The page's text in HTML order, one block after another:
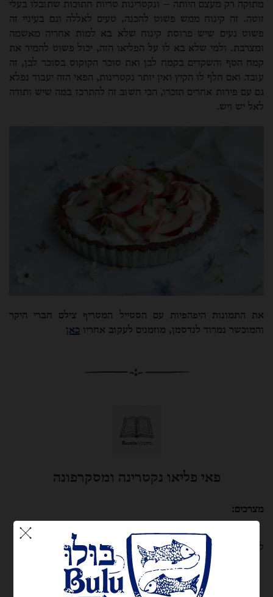
מתוקה רק מעצם היותה – ונקטרינות טריות חתוכות שתובלו בעלי
זוטה. זה קינוח ממש פשוט להכנה, טעים לאללה וגם בעיניי זה
פשוט נעים שיש פרוסת קינוח שלא בא למות אחריה מאשמה
ומצרבת. ולמי שלא בא לו על הפליאו הזה, יכול פשוט להמיר את
קמח הטף והשקדים בקמח לבן ואת סוכר הקוקוס בסוכר לבן, זה
עובד. ואם חלף לו הקיץ ואין יותר נקטרינות, הפאי הזה יעבוד נפלא
גם עם פירות אחרים תזכרו, הכי חשוב זה להתרכז במה שיש ותודה
לאל יש ויש.
את התמונות היפהפיות עם הסטייל המטריף צילם חברי היקר
והמוכשר נמרוד לנדסמן, מוזמנים לעקוב אחריו כאן
פאי פליאו נקטרינה ומסקרפונה
מצרכים:
לבצק: